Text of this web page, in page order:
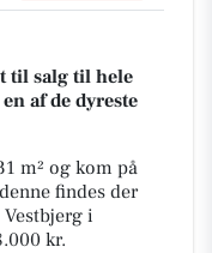
til salg til hele
af de dyreste
m² og kom på
findes der
i
kr.